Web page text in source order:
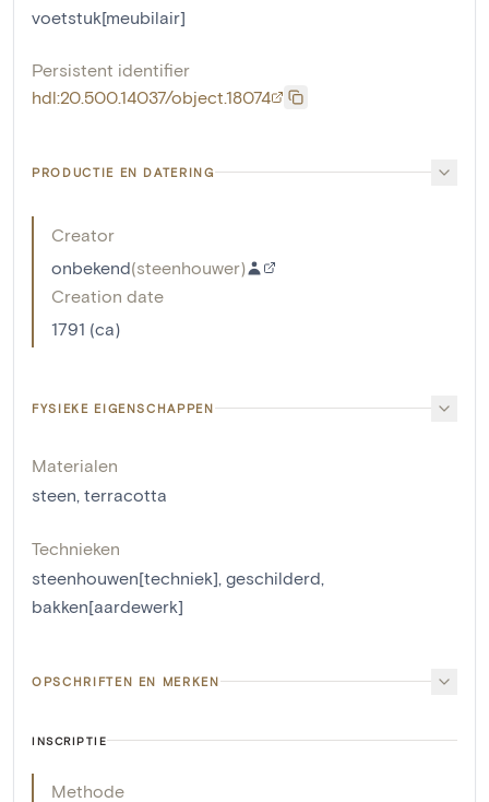
voetstuk[meubilair]
Persistent identifier
hdl:20.500.14037/object.18074
PRODUCTIE EN DATERING
Creator
onbekend(steenhouwer)
Creation date
1791 (ca)
FYSIEKE EIGENSCHAPPEN
Materialen
steen terracotta
Technieken
steenhouwen[techniek] geschilderd
bakken[aardewerk]
OPSCHRIFTEN EN MERKEN
INSCRIPTIE
Methode